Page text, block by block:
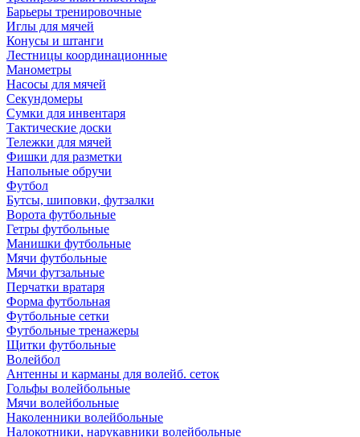
Барьеры тренировочные
Иглы для мячей
Конусы и штанги
Лестницы координационные
Манометры
Насосы для мячей
Секундомеры
Сумки для инвентаря
Тактические доски
Тележки для мячей
Фишки для разметки
Напольные обручи
Футбол
Бутсы, шиповки, футзалки
Ворота футбольные
Гетры футбольные
Манишки футбольные
Мячи футбольные
Мячи футзальные
Перчатки вратаря
Форма футбольная
Футбольные сетки
Футбольные тренажеры
Щитки футбольные
Волейбол
Антенны и карманы для волейб. сеток
Гольфы волейбольные
Мячи волейбольные
Наколенники волейбольные
Налокотники, нарукавники волейбольные